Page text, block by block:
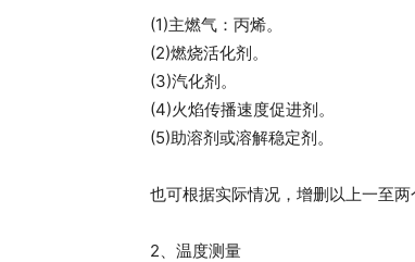
(1)主燃气：丙烯。
(2)燃烧活化剂。
(3)汽化剂。
(4)火焰传播速度促进剂。
(5)助溶剂或溶解稳定剂。
也可根据实际情况，增删以上一至
2、温度测量